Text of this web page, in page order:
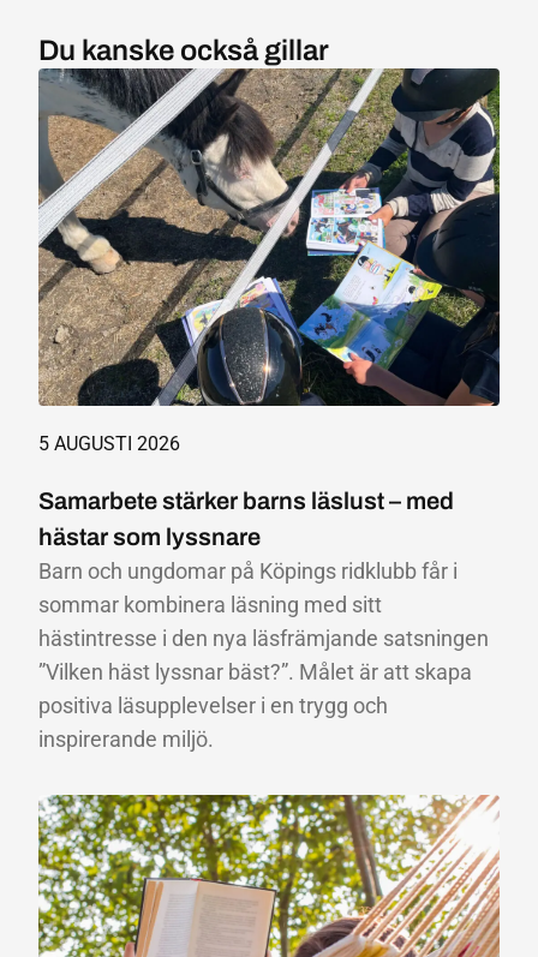
Du kanske också gillar
5 AUGUSTI 2026
Samarbete stärker barns läslust – med
hästar som lyssnare
Barn och ungdomar på Köpings ridklubb får i
sommar kombinera läsning med sitt
hästintresse i den nya läsfrämjande satsningen
”Vilken häst lyssnar bäst?”. Målet är att skapa
positiva läsupplevelser i en trygg och
inspirerande miljö.